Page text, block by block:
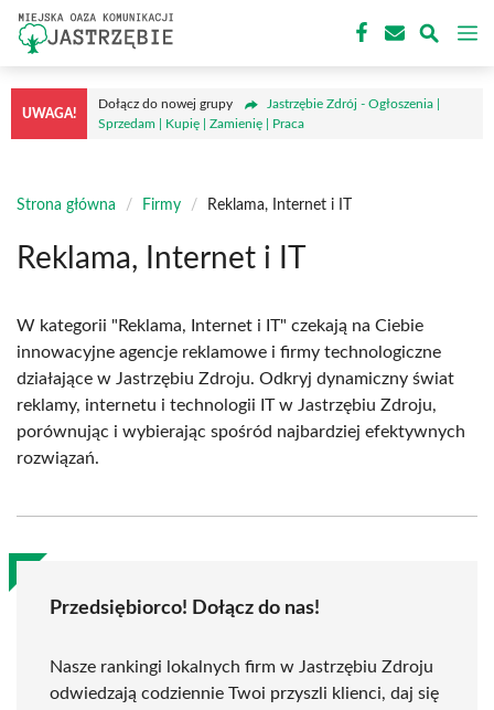
Przejdź
treści
UWAGA!
Dołącz do nowej grupy
Jastrzębie Zdrój - Ogłoszenia |
Sprzedam | Kupię | Zamienię | Praca
Strona główna / Firmy / Reklama, Internet i IT
Reklama, Internet i IT
W kategorii "Reklama, Internet i IT" czekają na Ciebie
innowacyjne agencje reklamowe i firmy technologiczne
działające w Jastrzębiu Zdroju. Odkryj dynamiczny świat
reklamy, internetu i technologii IT w Jastrzębiu Zdroju,
porównując i wybierając spośród najbardziej efektywnych
rozwiązań.
Przedsiębiorco! Dołącz do nas!
Nasze rankingi lokalnych firm w Jastrzębiu Zdroju
odwiedzają codziennie Twoi przyszli klienci, daj się